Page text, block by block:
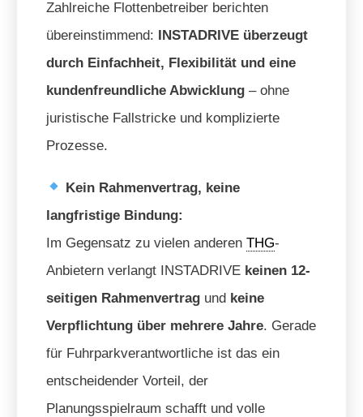
Zahlreiche Flottenbetreiber berichten
übereinstimmend: INSTADRIVE überzeugt
durch Einfachheit, Flexibilität und eine
kundenfreundliche Abwicklung – ohne
juristische Fallstricke und komplizierte
Prozesse.
Kein Rahmenvertrag, keine
langfristige Bindung:
Im Gegensatz zu vielen anderen THG-
Anbietern verlangt INSTADRIVE keinen 12-
seitigen Rahmenvertrag und keine
Verpflichtung über mehrere Jahre. Gerade
für Fuhrparkverantwortliche ist das ein
entscheidender Vorteil, der
Planungsspielraum schafft und volle